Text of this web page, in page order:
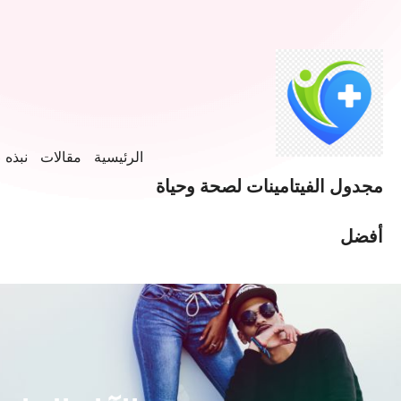
المحتوى
مجدول الفيتامينات لصحة وحياة
أفضل
الرئيسية مقالات نبذه